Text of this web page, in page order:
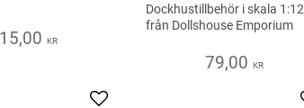
KR
Dockhustillbehör i skala 1:12
från Dollshouse Emporium
79,00 KR